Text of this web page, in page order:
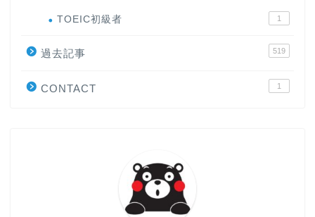
TOEIC初級者 1
過去記事 519
CONTACT 1
大学入試英語対策講座
英語名言・格言・カッコい